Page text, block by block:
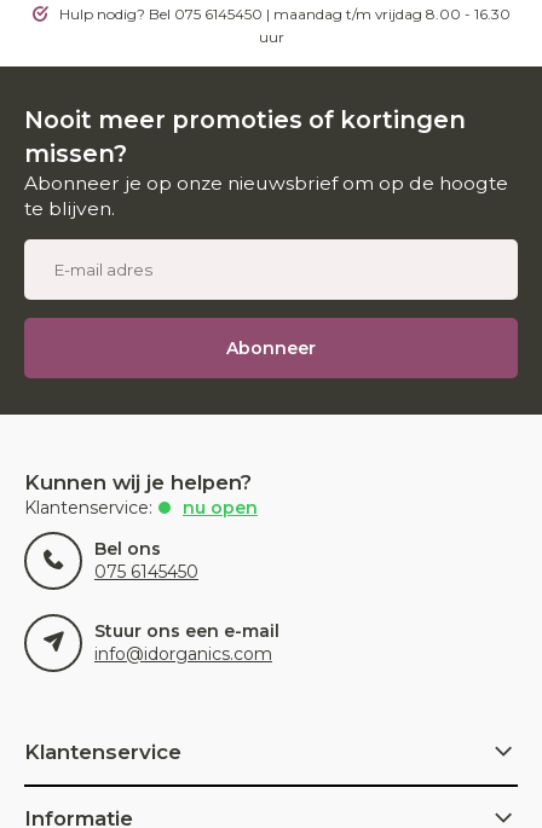
Hulp nodig? Bel 075 6145450 | maandag t/m vrijdag 8.00 - 16.30
uur
Nooit meer promoties of kortingen
missen?
Abonneer je op onze nieuwsbrief om op de hoogte
te blijven.
Abonneer
Kunnen wij je helpen?
Klantenservice:
nu open
Bel ons
075 6145450
Stuur ons een e-mail
info@idorganics.com
Klantenservice
Informatie